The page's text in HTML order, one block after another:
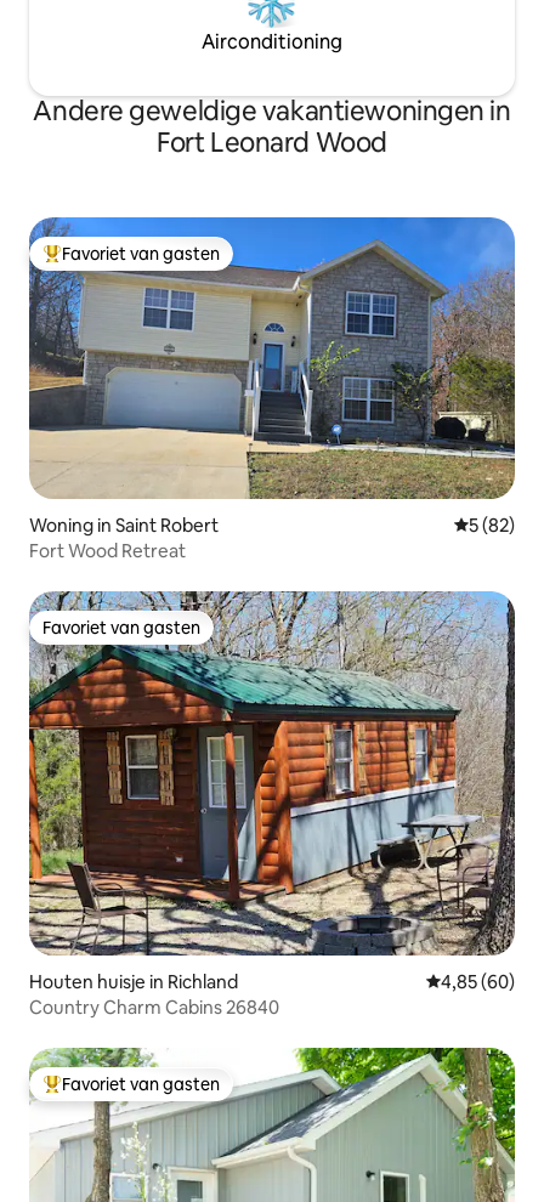
Airconditioning
Andere geweldige vakantiewoningen in
Fort Leonard Wood
Topfavoriet van gasten
Favoriet van gasten
Woning in Saint Robert
5 (82)
Fort Wood Retreat
Favoriet van gasten
Favoriet van gasten
Houten huisje in Richland Gemiddelde
4,85 (60)
Country Charm Cabins 26840
Topfavoriet van gasten
Favoriet van gasten